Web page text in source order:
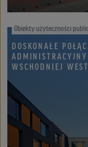
Obiekty użyteczności
DOSKONAŁE
WSCHODNIEJ